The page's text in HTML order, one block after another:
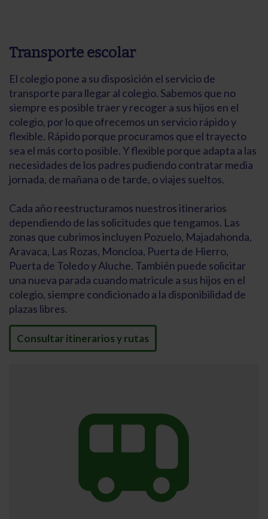
Transporte escolar
El colegio pone a su disposición el servicio de
transporte para llegar al colegio. Sabemos que no
siempre es posible traer y recoger a sus hijos en el
colegio, por lo que ofrecemos un servicio rápido y
flexible. Rápido porque procuramos que el trayecto
sea el más corto posible. Y flexible porque adapta a las
necesidades de los padres pudiendo contratar media
jornada, de mañana o de tarde, o viajes sueltos.
Cada año reestructuramos nuestros itinerarios
dependiendo de las solicitudes que tengamos. Las
zonas que cubrimos incluyen Pozuelo, Majadahonda,
Aravaca, Las Rozas, Moncloa, Puerta de Hierro,
Puerta de Toledo y Aluche. También puede solicitar
una nueva parada cuando matricule a sus hijos en el
colegio, siempre condicionado a la disponibilidad de
plazas libres.
Consultar itinerarios y rutas